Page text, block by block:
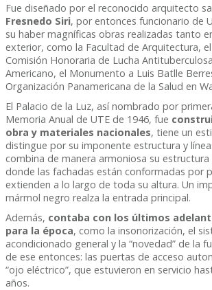
Fue diseñado por el reconocido arquitecto
Fresnedo Siri, por entonces funcionario de
su haber magníficas obras realizadas tanto
exterior, como la Facultad de Arquitectura,
Comisión Honoraria de Lucha
Americano, el Monumento a Luis Batlle
Organización Panamericana de la Salud en
El Palacio de la Luz, así nombrado por
Memoria Anual de UTE de 1946, fue
obra y materiales nacionales, tiene un
distingue por su imponente estructura y
combina de manera armoniosa su
donde las fachadas están conformadas por
extienden a lo largo de toda su altura. Un
mármol negro realza la entrada principal.
Además, contaba con los últimos
para la época, como la insonorización, el
acondicionado general y la “novedad” de la
de ese entonces: las puertas de acceso
“ojo eléctrico”, que estuvieron en servicio
años.